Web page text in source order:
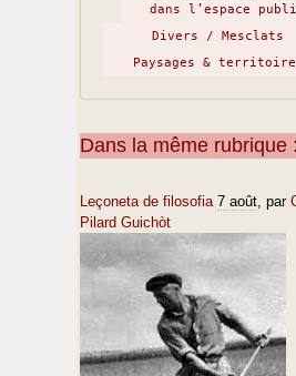
dans l’espace
Divers / Mesclats
Paysages &
Dans la même rubrique :
Leçoneta de filosofia 7 août, par
Pilard Guichòt